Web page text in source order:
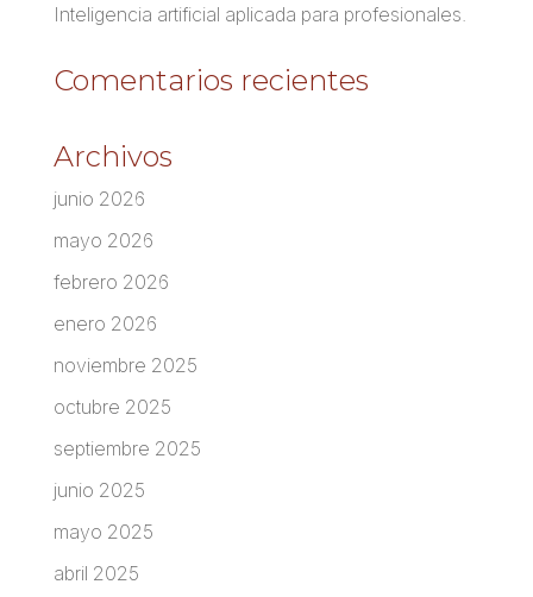
Inteligencia artificial aplicada para profesionales.
Comentarios recientes
Archivos
junio 2026
mayo 2026
febrero 2026
enero 2026
noviembre 2025
octubre 2025
septiembre 2025
junio 2025
mayo 2025
abril 2025